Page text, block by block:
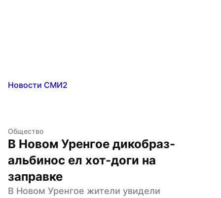
Новости СМИ2
Общество
В Новом Уренгое дикобраз-
альбинос ел хот-доги на
заправке
В Новом Уренгое жители увидели